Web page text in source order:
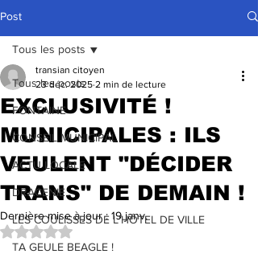
Post
Tous les posts
FONTAINE
CONSEIL MUNICIPAL
ACTU LOCALE
DRACENIE
LES COULISSES DE L'HÔTEL DE VILLE
TA GEULE BEAGLE !
Tous les posts
EXCLUSIVITÉ !
MUNICIPALES : ILS
VEULENT "DÉCIDER
TRANS" DE DEMAIN !
transian citoyen
23 déc. 2025 2 min de lecture
Dernière mise à jour :19 janv.
Noté NaN étoiles sur 5.